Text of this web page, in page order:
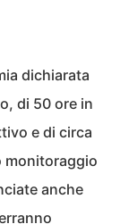
dichiarata
di 50 ore in
e di circa
monitoraggio
anche